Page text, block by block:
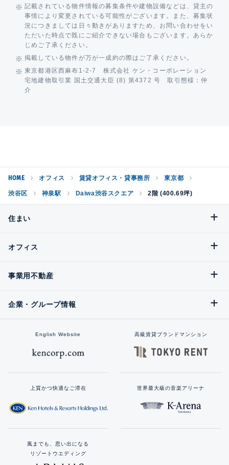
記載されている物件情報の募集条件や建物設備などは、貸主の
事情により変更されている可能性がございます。また、募集状
況につきましては日々動きがありますため、お問い合わせをい
ただいた時点で既にご紹介できない場合もございます。あらか
じめご了承ください。
掲載している物件が万が一成約の際はご了承ください。
東京都港区西麻布1-2-7 株式会社 ケン・コーポレーション
宅地建物取引業 国土交通大臣 (8) 第4372 号 取引態様：仲
介
HOME オフィス 賃貸オフィス・貸事務所 東京都
渋谷区 神泉駅 Daiwa渋谷スクエア 2階 (400.69坪)
住まい
オフィス
事業用不動産
企業・グループ情報
English Website 高級賃貸ブランドマンション
上質かつ快適なご滞在 世界最大級の音楽アリーナ
風までも、思い出になる
リゾートウエディング